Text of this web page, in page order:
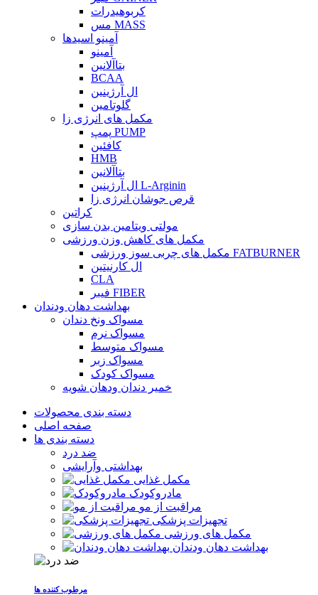
کربوهیدرات
مس MASS
آمینو اسیدها
آمینو
بتاآلانین
BCAA
ال آرژینین
گلوتامین
مکمل های انرژی زا
پمپ PUMP
کافئین
HMB
بتاآلانین
ال آرژینین L-Arginin
قرص جوشان انرژی زا
کراتین
مولتی ویتامین بدن سازی
مکمل های کاهش وزن ورزشی
مکمل های چربی سوز ورزشی FATBURNER
ال کارنیتین
CLA
فیبر FIBER
بهداشت دهان ودندان
مسواک ونخ دندان
مسواک نرم
مسواک متوسط
مسواک زبر
مسواک کودک
خمیر دندان ودهان شویه
دسته بندی محصولات
صفحه اصلی
دسته بندی ها
ضد درد
بهداشتی وآرایشی
مکمل غذایی
مادروکودک
مراقبت از مو
تجهیزات پزشکی
مکمل های ورزشی
بهداشت دهان ودندان
مرطوب کننده ها